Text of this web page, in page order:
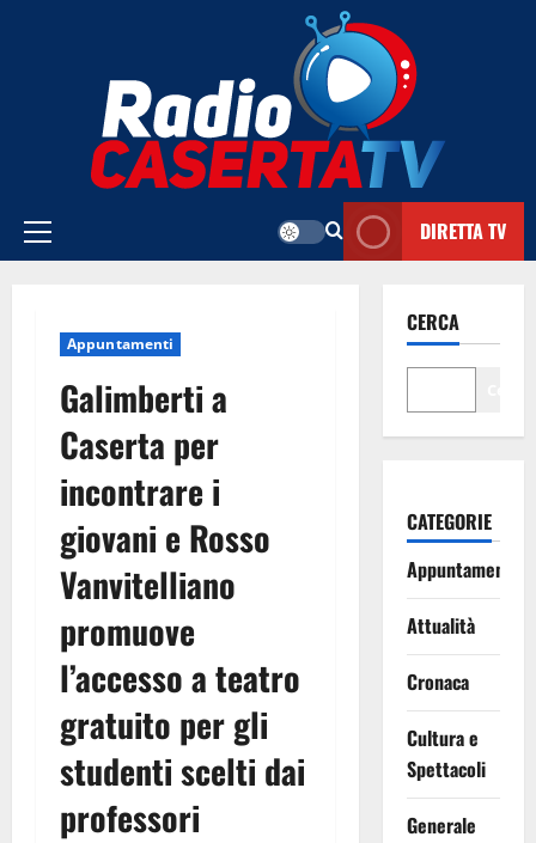
Menu
DIRETTA TV
Appuntamenti
Galimberti a
Caserta per
incontrare i
giovani e Rosso
Vanvitelliano
promuove
l’accesso a teatro
gratuito per gli
studenti scelti dai
professori
CERCA
CATEGORIE
Appuntamenti
Attualità
Cronaca
Cultura e
Spettacoli
Generale